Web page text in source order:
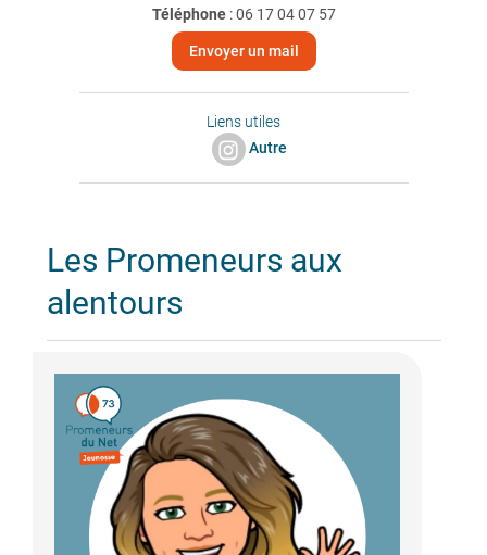
Téléphone:06 17 04 07 57
Envoyer un mail
Liens utiles
Autre
Les Promeneurs aux
alentours